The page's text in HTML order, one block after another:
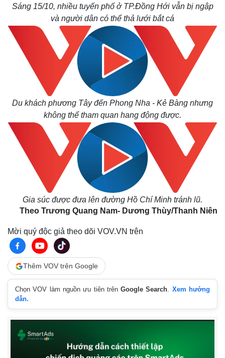
Khởi nghiệp
Tiêu dùng
Tỷ giá
Chứng khoán
Giá cà phê
Pháp luật
Vụ án
Tin nóng
Tư vấn luật
Vũ khí
Việt Nam
Sáng 15/10, nhiều tuyến phố ở TP.Đồng Hới vẫn bị ngập
và người dân có thể thả lưới bắt cá
Du khách phương Tây đến Phong Nha - Kẻ Bàng nhưng
không thể tham quan hang động được.
Gia súc được đưa lên đường Hồ Chí Minh tránh lũ.
Theo Trương Quang Nam- Dương Thùy/Thanh Niên
Mời quý độc giả theo dõi VOV.VN trên
Thêm VOV trên Google
Chọn VOV làm nguồn ưu tiên trênGoogle Search. Xem hướng
dẫn.